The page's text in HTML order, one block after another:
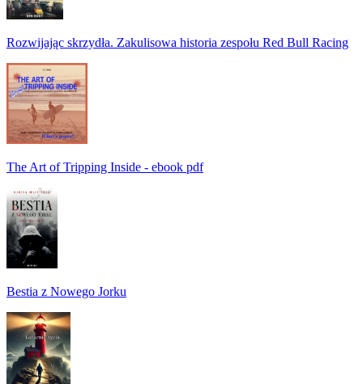
Rozwijając skrzydła. Zakulisowa historia zespołu Red Bull Racing
The Art of Tripping Inside - ebook pdf
Bestia z Nowego Jorku